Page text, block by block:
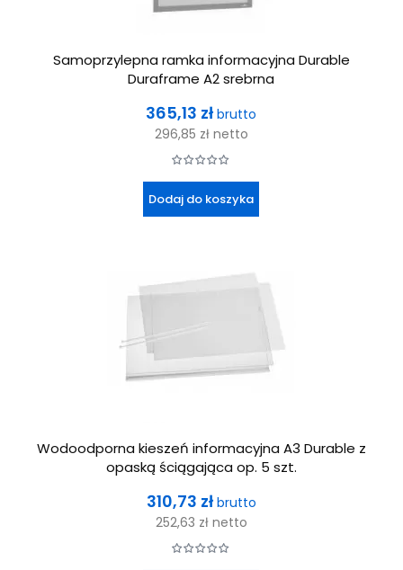
Samoprzylepna ramka informacyjna Durable
Duraframe A2 srebrna
Cena
365,13 zł brutto
296,85 zł netto
Dodaj do koszyka
Wodoodporna kieszeń informacyjna A3 Durable z
opaską ściągająca op. 5 szt.
Cena
310,73 zł brutto
252,63 zł netto